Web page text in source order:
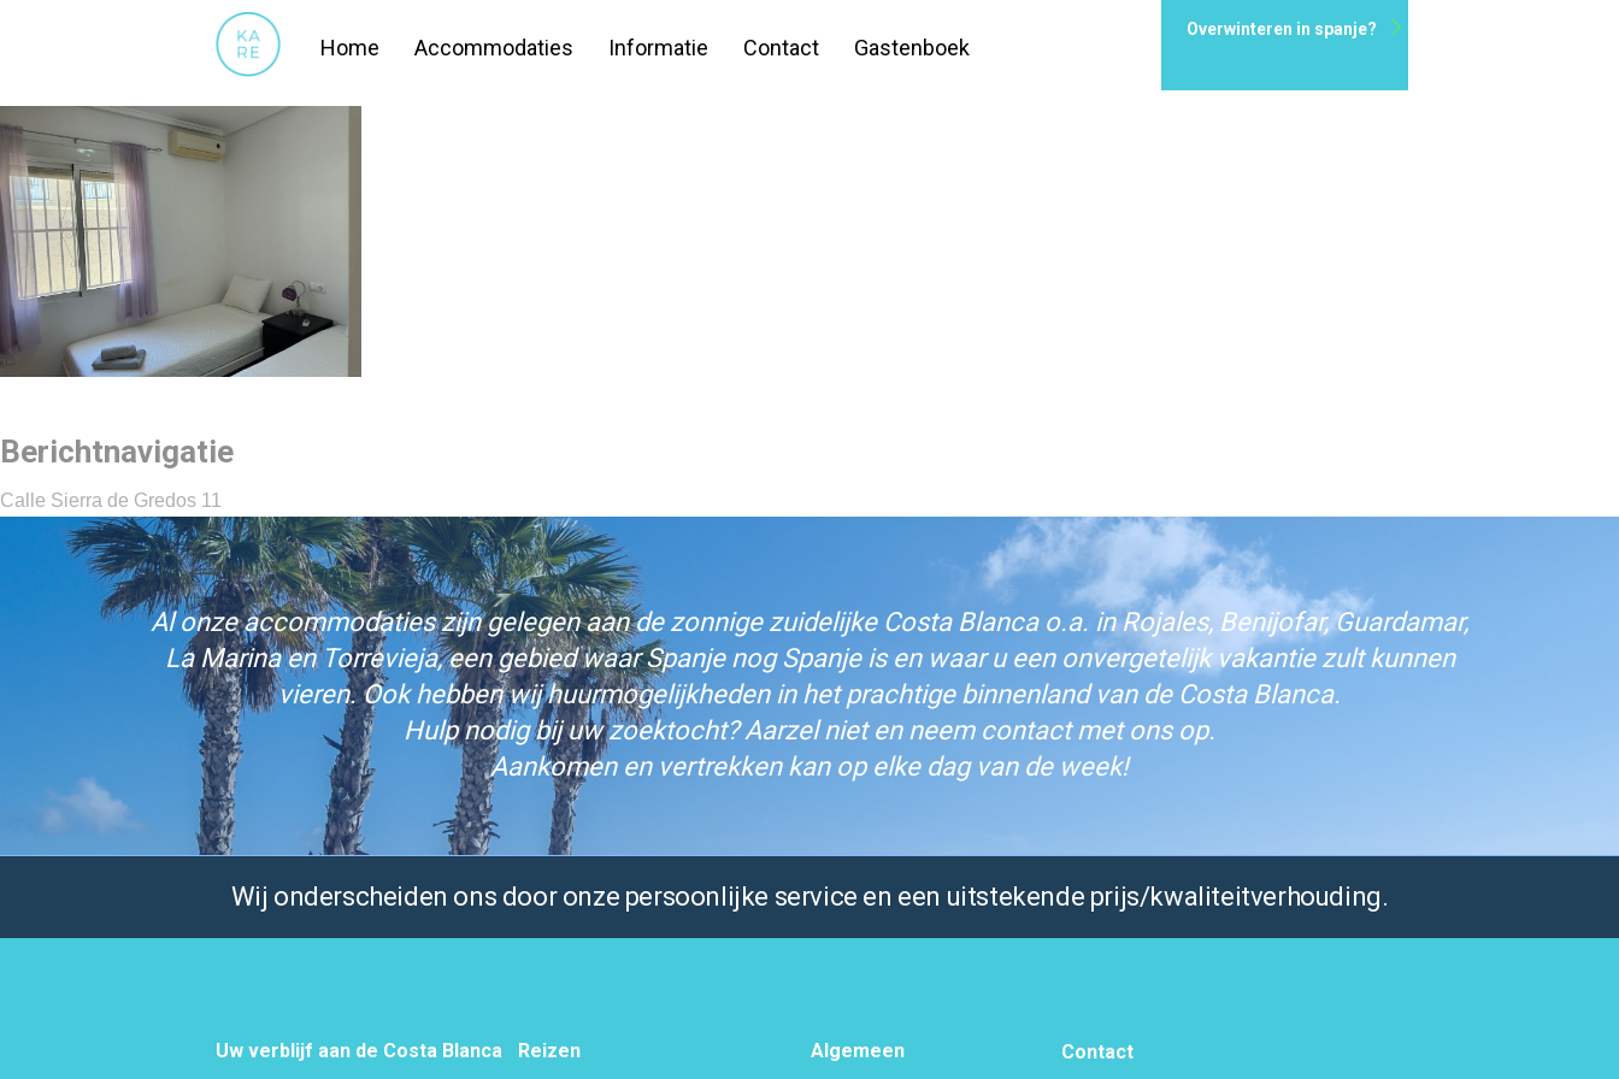
Home Accommodaties Informatie Contact Gastenboek
Overwinteren in spanje?
Berichtnavigatie
Calle Sierra de Gredos 11
Al onze accommodaties zijn gelegen aan de zonnige zuidelijke Costa Blanca o.a. in Rojales, Benijofar, Guardamar,
La Marina en Torrevieja, een gebied waar Spanje nog Spanje is en waar u een onvergetelijk vakantie zult kunnen
vieren. Ook hebben wij huurmogelijkheden in het prachtige binnenland van de Costa Blanca.
Hulp nodig bij uw zoektocht? Aarzel niet en neem contact met ons op.
Aankomen en vertrekken kan op elke dag van de week!
Wij onderscheiden ons door onze persoonlijke service en een uitstekende prijs/kwaliteitverhouding.
Uw verblijf aan de Costa Blanca Reizen Algemeen Contact